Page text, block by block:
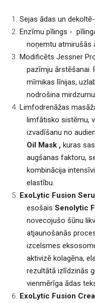
Sejas ādas un
Enzīmu pīlings -
noņemtu atmirušās
Modificēts Jessner
pazīmju ārstēšanai.
mīmikas līnijas,
nodrošina
Limfodrenāžas
limfātisko sistēmu,
izvadīšanu no
Oil Mask ,kuras
augšanas faktoru,
kombinācija
elastību.
ExoLytic Fusion
esošais Senolytic
novecojušo šūnu
atjaunošanās
izcelsmes
aktivizē kolagēna,
rezultātā izlīdzinās
vienmērīga ādas
ExoLytic Fusion